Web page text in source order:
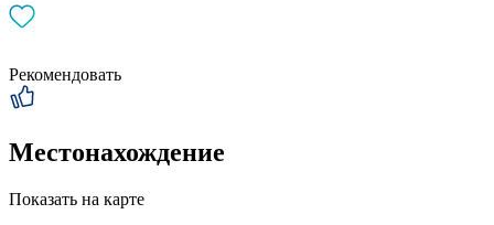
Рекомендовать
Местонахождение
Показать на карте